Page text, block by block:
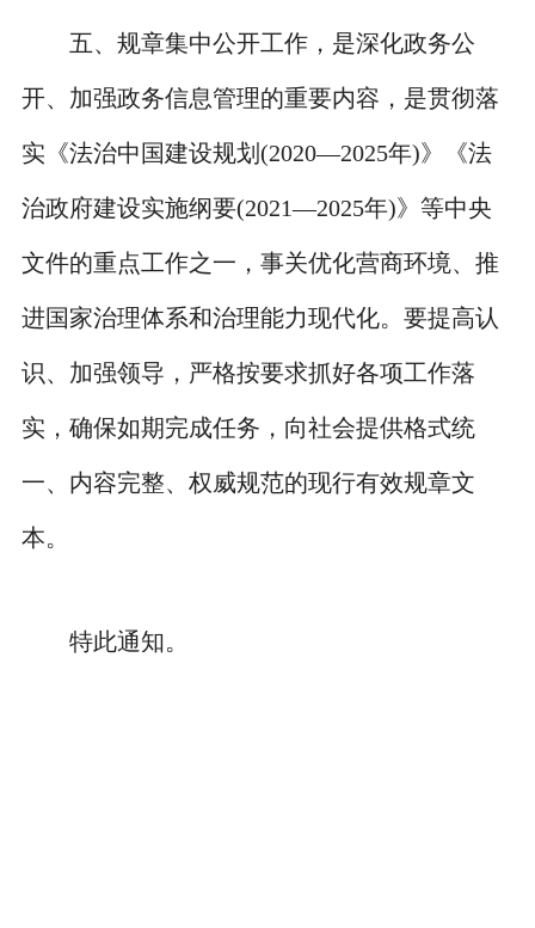
五、规章集中公开工作，是深化政务公
开、加强政务信息管理的重要内容，是贯彻落
实《法治中国建设规划(2020—2025年)》《法
治政府建设实施纲要(2021—2025年)》等中央
文件的重点工作之一，事关优化营商环境、推
进国家治理体系和治理能力现代化。要提高认
识、加强领导，严格按要求抓好各项工作落
实，确保如期完成任务，向社会提供格式统
一、内容完整、权威规范的现行有效规章文
本。
特此通知。